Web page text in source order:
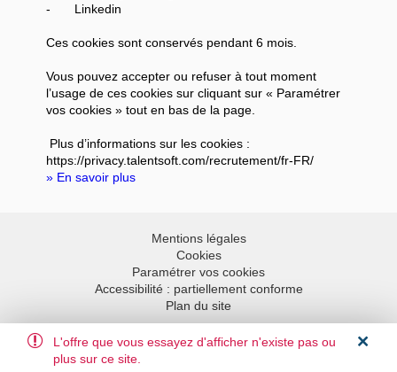
L'offre que vous essayez d'afficher n'existe pas ou
plus sur ce site.
-
Linkedin
Ces cookies sont conservés pendant 6 mois.
Vous pouvez accepter ou refuser à tout moment
l’usage de ces cookies sur cliquant sur « Paramétrer
vos cookies » tout en bas de la page.
Plus d’informations sur les cookies :
https://privacy.talentsoft.com/recrutement/fr-FR/
» En savoir plus
Mentions légales
Cookies
Paramétrer vos cookies
Accessibilité : partiellement conforme
Plan du site
Aller en haut